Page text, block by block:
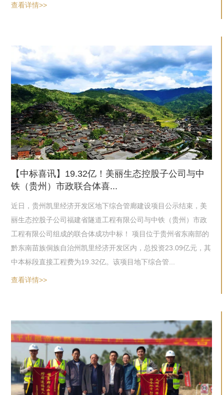
查看详情>>
【中标喜讯】19.32亿！美丽生态控股子公司与中
铁（贵州）市政联合体喜...
近日，贵州凯里经济开发区地下综合管廊建设项目公示结束，美
丽生态控股子公司福建省隧道工程有限公司与中铁（贵州）市政
工程有限公司组成的联合体成功中标！ 项目位于贵州省东南部的
黔东南苗族侗族自治州凯里经济开发区内，总投资23.09亿元，其
中本标段直接工程费为19.32亿。该项目地下综合管...
查看详情>>